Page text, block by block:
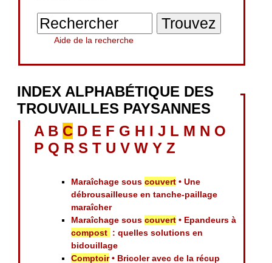
Aide de la recherche
INDEX ALPHABÉTIQUE DES
TROUVAILLES PAYSANNES
A B C D E F G H I J L M N O
P Q R S T U V W Y Z
Maraîchage souscouvert • Une
débrousailleuse en tanche-paillage
maraîcher
Maraîchage souscouvert • Epandeurs à
compost : quelles solutions en
bidouillage
Comptoir• Bricoler avec de la récup